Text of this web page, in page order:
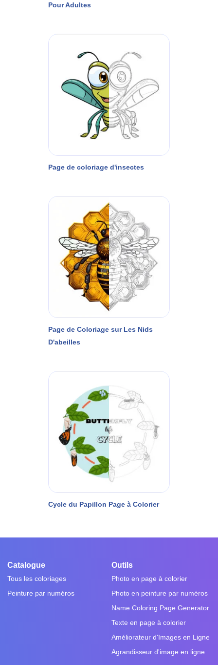
Pour Adultes
Page de coloriage d'insectes
Page de Coloriage sur Les Nids
D'abeilles
Cycle du Papillon Page à Colorier
Catalogue
Tous les coloriages
Peinture par numéros
Outils
Photo en page à colorier
Photo en peinture par numéros
Name Coloring Page Generator
Texte en page à colorier
Améliorateur d'Images en Ligne
Agrandisseur d'image en ligne